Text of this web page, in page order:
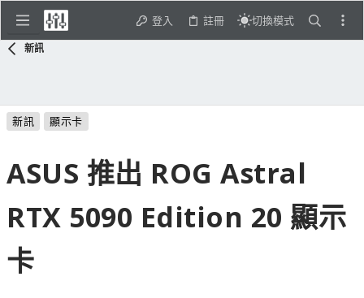
登入 註冊 切換模式
新訊
新訊 顯示卡
ASUS 推出 ROG Astral
RTX 5090 Edition 20 顯示
卡